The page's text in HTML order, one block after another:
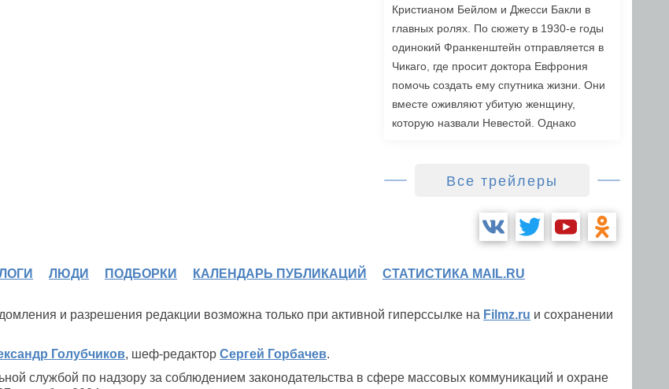
Кристианом Бейлом и Джесси Бакли в
главных ролях. По сюжету в 1930-е годы
одинокий Франкенштейн отправляется в
Чикаго, где просит доктора Евфрония
помочь создать ему спутника жизни. Они
вместе оживляют убитую женщину,
которую назвали Невестой. Однако
страстный роман, привлекая внимание
в обществе. Роли также исполнили Джейк
Джилленхол, Питер Сарсгаард, Пенелопа
Мэгги Джилленхол. «Невеста» выйдет в
Все трейлеры
ЛЮДИ ПОДБОРКИ КАЛЕНДАРЬ ПУБЛИКАЦИЙ СТАТИСТИКА MAIL.RU
и разрешения редакции возможна только при активной гиперссылке на Filmz.ru и сохранении
Голубчиков, шеф-редактор Сергей Горбачев.
службой по надзору за соблюдением законодательства в сфере массовых коммуникаций и охране